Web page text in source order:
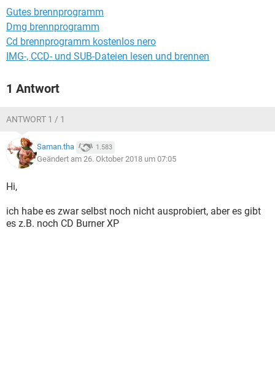
Gutes brennprogramm
Dmg brennprogramm
Cd brennprogramm kostenlos nero
IMG-, CCD- und SUB-Dateien lesen und brennen
1 Antwort
ANTWORT 1 / 1
Saman.tha 1.583
Geändert am 26. Oktober 2018 um 07:05
Hi,
ich habe es zwar selbst noch nicht ausprobiert, aber es gibt
es z.B. noch CD Burner XP